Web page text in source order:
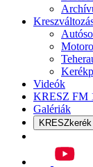
Videók
KRESZ FM
Galériák
KRESZkerék